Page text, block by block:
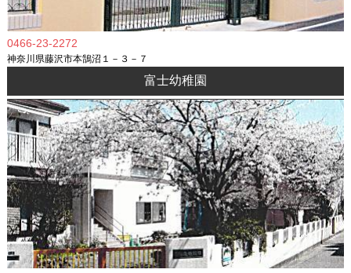
0466-23-2272
神奈川県藤沢市本鵠沼１－３－７
富士幼稚園